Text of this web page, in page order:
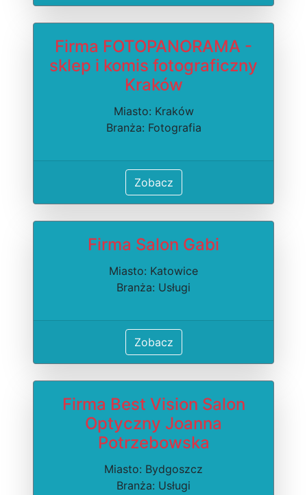
Firma FOTOPANORAMA -
sklep i komis fotograficzny
Kraków
Miasto: Kraków
Branża: Fotografia
Zobacz
Firma Salon Gabi
Miasto: Katowice
Branża: Usługi
Zobacz
Firma Best Vision Salon
Optyczny Joanna
Potrzebowska
Miasto: Bydgoszcz
Branża: Usługi